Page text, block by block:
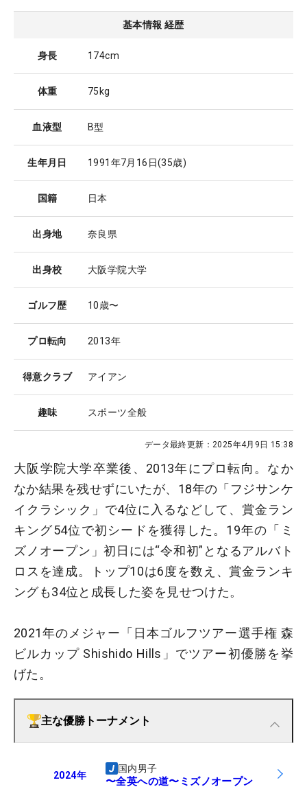
基本情報 経歴
身長 174cm
体重 75kg
血液型 B型
生年月日 1991年7月16日(35歳)
国籍 日本
出身地 奈良県
出身校 大阪学院大学
ゴルフ歴 10歳〜
プロ転向 2013年
得意クラブ アイアン
趣味 スポーツ全般
データ最終更新： 2025年4月9日 15:38
大阪学院大学卒業後、2013年にプロ転向。なか
なか結果を残せずにいたが、18年の「フジサンケ
イクラシック」で4位に入るなどして、賞金ラン
キング54位で初シードを獲得した。19年の「ミ
ズノオープン」初日には“令和初”となるアルバト
ロスを達成。トップ10は6度を数え、賞金ランキ
ングも34位と成長した姿を見せつけた。
2021年のメジャー「日本ゴルフツアー選手権 森
ビルカップ Shishido Hills」でツアー初優勝を挙
げた。
主な優勝トーナメント
2024年
国内男子
〜全英への道〜ミズノオープン